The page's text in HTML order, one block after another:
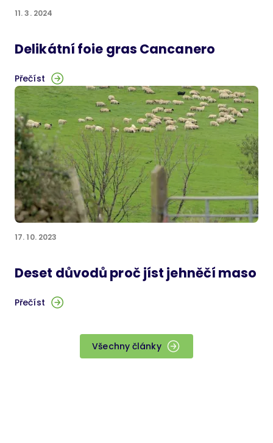
11. 3. 2024
Delikátní foie gras Cancanero
Přečíst
17. 10. 2023
Deset důvodů proč jíst jehněčí maso
Přečíst
Všechny články